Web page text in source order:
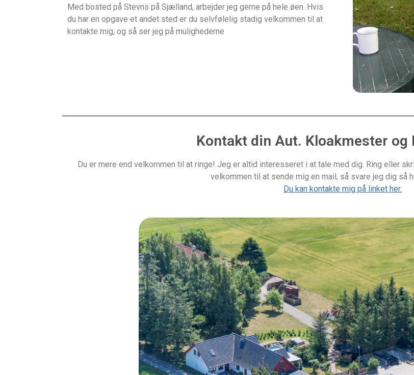
Med bosted på Stevns på Sjælland, arbejder jeg gerne på hele øen. Hvis
du har en opgave et andet sted er du selvfølelig stadig velkommen til at
kontakte mig, og så ser jeg på mulighederne
Kontakt din Aut. Kloakmester og
Du er mere end velkommen til at ringe! Jeg er altid interesseret i at tale med dig. Ring eller
velkommen til at sende mig en mail, så svare jeg dig så
Du kan kontakte mig på linket her.